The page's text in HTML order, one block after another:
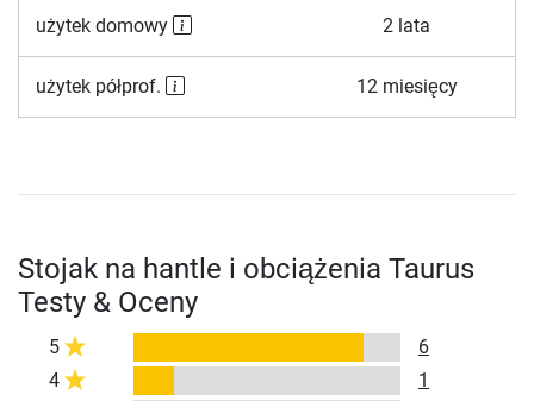
użytek domowy 2 lata
użytek półprof. 12 miesięcy
Stojak na hantle i obciążenia Taurus
Testy & Oceny
5
6
4
1